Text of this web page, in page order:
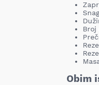
Broj
Obim